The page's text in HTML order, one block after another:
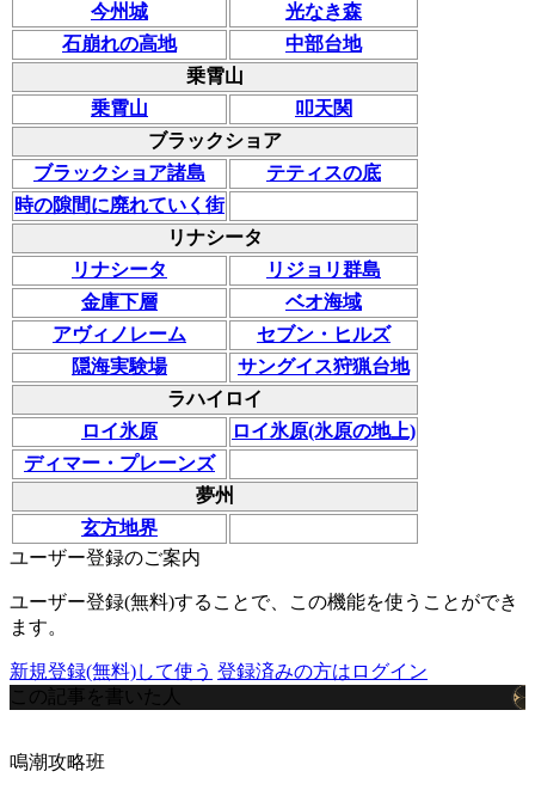
今州城
光なき森
石崩れの高地
中部台地
乗霄山
乗霄山
叩天関
ブラックショア
ブラックショア諸島
テティスの底
時の隙間に廃れていく街
リナシータ
リナシータ
リジョリ群島
金庫下層
ベオ海域
アヴィノレーム
セブン・ヒルズ
隠海実験場
サングイス狩猟台地
ラハイロイ
ロイ氷原
ロイ氷原(氷原の地上)
ディマー・プレーンズ
夢州
玄方地界
ユーザー登録のご案内
ユーザー登録(無料)することで、この機能を使うことができ
ます。
新規登録(無料)して使う 登録済みの方はログイン
この記事を書いた人
鳴潮攻略班